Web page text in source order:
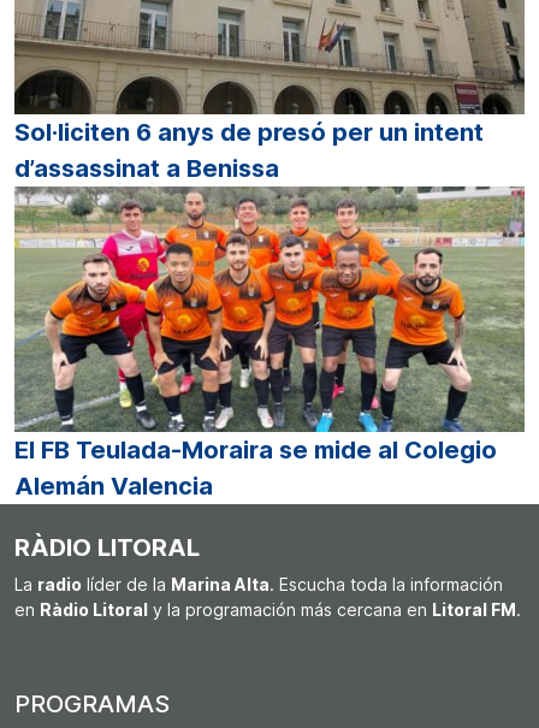
Sol·liciten 6 anys de presó per un intent
d’assassinat a Benissa
El FB Teulada-Moraira se mide al Colegio
Alemán Valencia
RÀDIO LITORAL
La radio líder de la Marina Alta. Escucha toda la información
en Ràdio Litoral y la programación más cercana en Litoral FM.
PROGRAMAS